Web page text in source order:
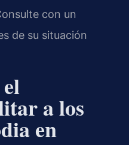
con un
de su situación
a los
en